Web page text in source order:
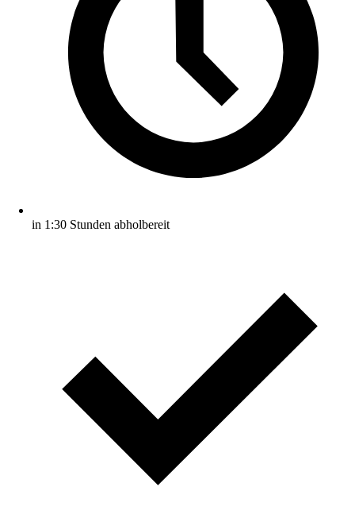
in 1:30 Stunden abholbereit